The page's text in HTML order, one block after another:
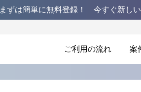
まずは簡単に無料登録！ 今すぐ新しい
ご利用の流れ 案